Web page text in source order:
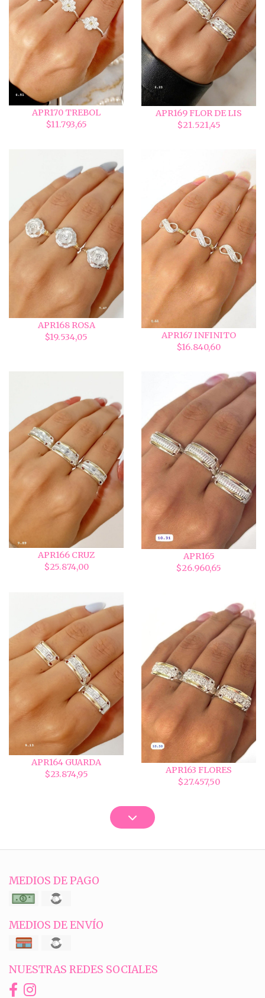
APR170 TREBOL
$11.793,65
APR169 FLOR DE LIS
$21.521,45
APR168 ROSA
$19.534,05
APR167 INFINITO
$16.840,60
APR166 CRUZ
$25.874,00
APR165
$26.960,65
APR164 GUARDA
$23.874,95
APR163 FLORES
$27.457,50
MEDIOS DE PAGO
MEDIOS DE ENVÍO
NUESTRAS REDES SOCIALES